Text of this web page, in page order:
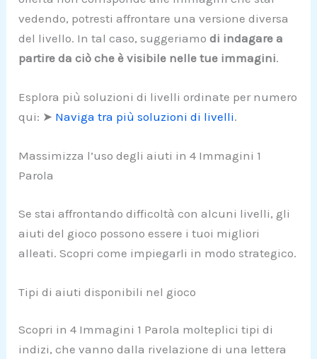
vedendo, potresti affrontare una versione diversa
del livello. In tal caso, suggeriamodi indagare a
partire da ciò che è visibile nelle tue immagini.
Esplora più soluzioni di livelli ordinate per numero
qui: ➤ Naviga tra più soluzioni di livelli.
Massimizza l’uso degli aiuti in 4 Immagini 1
Parola
Se stai affrontando difficoltà con alcuni livelli, gli
aiuti del gioco possono essere i tuoi migliori
alleati. Scopri come impiegarli in modo strategico.
Tipi di aiuti disponibili nel gioco
Scopri in 4 Immagini 1 Parola molteplici tipi di
indizi, che vanno dalla rivelazione di una lettera